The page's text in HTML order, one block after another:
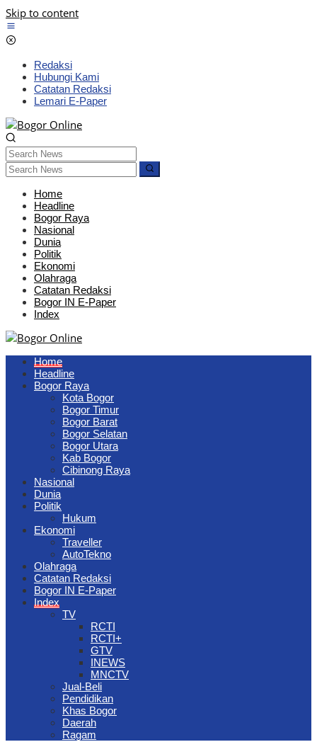
Skip to content
Redaksi
Hubungi Kami
Catatan Redaksi
Lemari E-Paper
Home
Headline
Bogor Raya
Nasional
Dunia
Politik
Ekonomi
Olahraga
Catatan Redaksi
Bogor IN E-Paper
Index
Home
Headline
Bogor Raya
Kota Bogor
Bogor Timur
Bogor Barat
Bogor Selatan
Bogor Utara
Kab Bogor
Cibinong Raya
Nasional
Dunia
Politik
Hukum
Ekonomi
Traveller
AutoTekno
Olahraga
Catatan Redaksi
Bogor IN E-Paper
Index
TV
RCTI
RCTI+
GTV
INEWS
MNCTV
Jual-Beli
Pendidikan
Khas Bogor
Daerah
Ragam